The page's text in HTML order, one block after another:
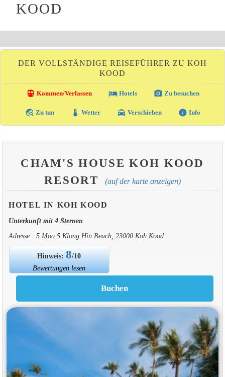
KOOD
DER VOLLSTÄNDIGE REISEFÜHRER ZU KOH
KOOD
directions_transit Kommen/Verlassen local_hotelHotels photo_camera Zu besuchen
travel_explore Zu tun thermostat Wetter local_taxi Verschieben info Info
CHAM'S HOUSE KOH KOOD
RESORT
(auf der karte anzeigen)
HOTEL IN KOH KOOD
Unterkunft mit 4 Sternen
Adresse : 5 Moo 5 Klong Hin Beach, 23000 Koh Kood
Hinweis:8/10
Bewertungen lesen